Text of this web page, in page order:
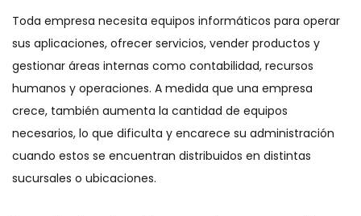
Toda empresa necesita equipos informáticos para operar
sus aplicaciones, ofrecer servicios, vender productos y
gestionar áreas internas como contabilidad, recursos
humanos y operaciones. A medida que una empresa
crece, también aumenta la cantidad de equipos
necesarios, lo que dificulta y encarece su administración
cuando estos se encuentran distribuidos en distintas
sucursales o ubicaciones.